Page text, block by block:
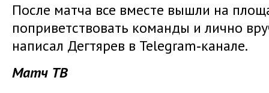
После матча все вместе вышли на
поприветствовать команды и лично
написал Дегтярев в Telegram‑канале.
Матч ТВ